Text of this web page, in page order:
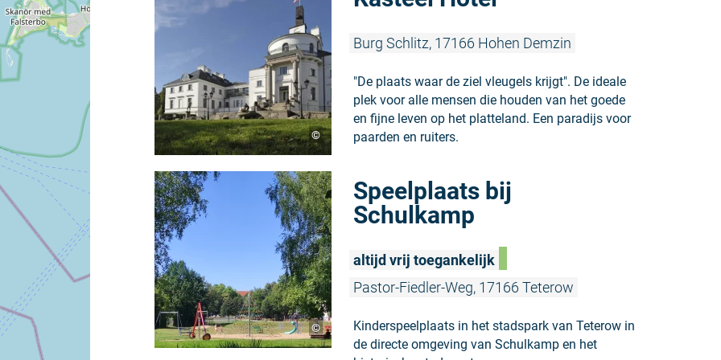
©
Burg Schlitz, 17166 Hohen Demzin
"De plaats waar de ziel vleugels krijgt". De ideale
plek voor alle mensen die houden van het goede
en fijne leven op het platteland. Een paradijs voor
paarden en ruiters.
©
Speelplaats bij
Schulkamp
altijd vrij toegankelijk
Pastor-Fiedler-Weg, 17166 Teterow
Kinderspeelplaats in het stadspark van Teterow in
de directe omgeving van Schulkamp en het